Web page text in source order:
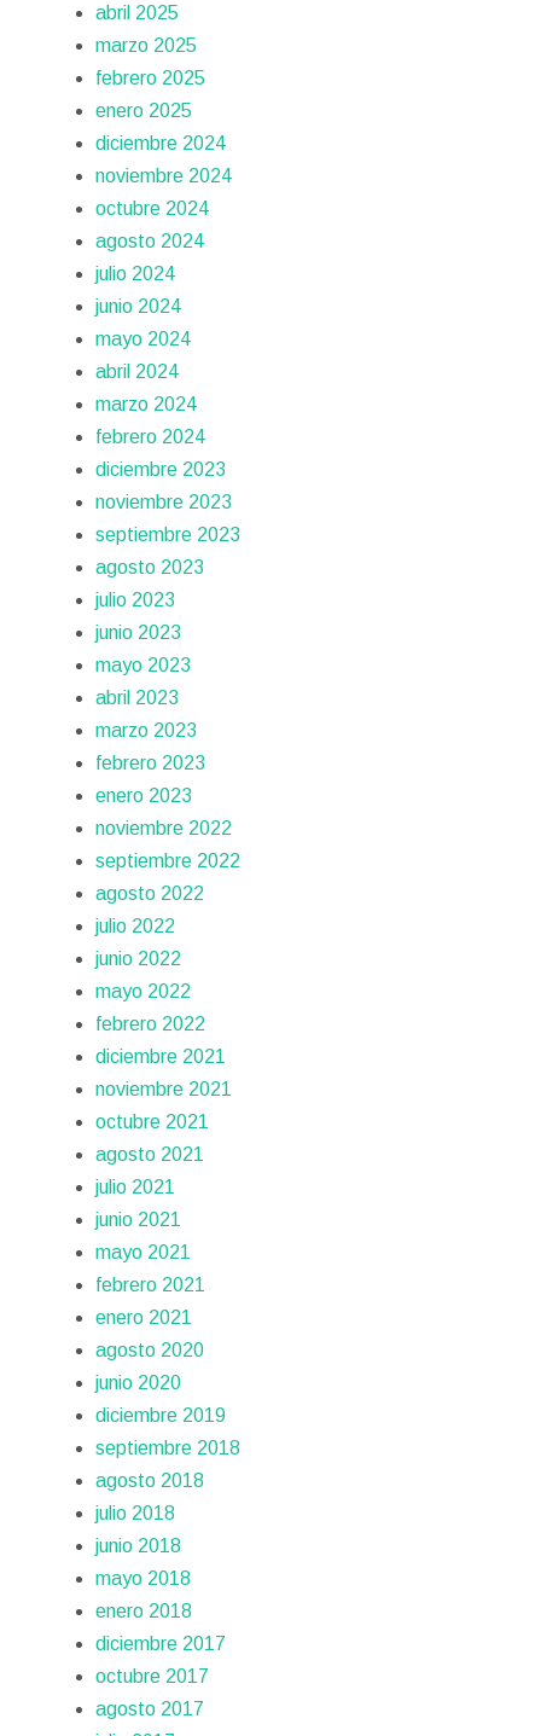
abril 2025
marzo 2025
febrero 2025
enero 2025
diciembre 2024
noviembre 2024
octubre 2024
agosto 2024
julio 2024
junio 2024
mayo 2024
abril 2024
marzo 2024
febrero 2024
diciembre 2023
noviembre 2023
septiembre 2023
agosto 2023
julio 2023
junio 2023
mayo 2023
abril 2023
marzo 2023
febrero 2023
enero 2023
noviembre 2022
septiembre 2022
agosto 2022
julio 2022
junio 2022
mayo 2022
febrero 2022
diciembre 2021
noviembre 2021
octubre 2021
agosto 2021
julio 2021
junio 2021
mayo 2021
febrero 2021
enero 2021
agosto 2020
junio 2020
diciembre 2019
septiembre 2018
agosto 2018
julio 2018
junio 2018
mayo 2018
enero 2018
diciembre 2017
octubre 2017
agosto 2017